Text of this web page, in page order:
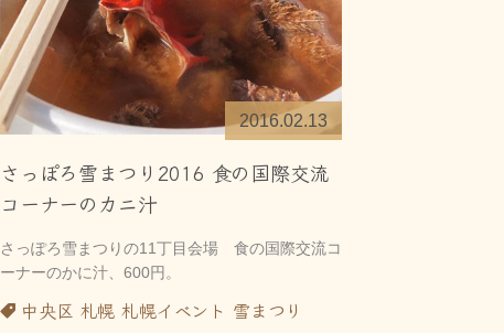
2016.02.13
さっぽろ雪まつり2016 食の国際交流
コーナーのカニ汁
さっぽろ雪まつりの11丁目会場 食の国際交流コ
ーナーのかに汁、600円。
中央区 札幌 札幌イベント 雪まつり